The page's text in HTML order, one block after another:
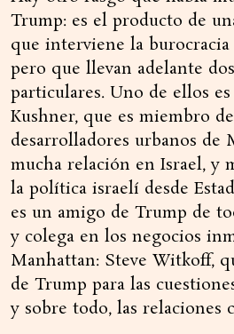
Trump: es el producto de
que interviene la burocracia
pero que llevan adelante
particulares. Uno de ellos
Kushner, que es miembro
desarrolladores urbanos de
mucha relación en Israel, y
la política israelí desde
es un amigo de Trump de
y colega en los negocios
Manhattan: Steve Witkoff,
de Trump para las
y sobre todo, las relaciones